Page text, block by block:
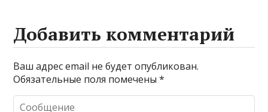
Добавить комментарий
Ваш адрес email не будет опубликован.
Обязательные поля помечены*